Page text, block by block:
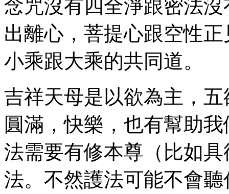
念咒沒有四全淨跟密法
出離心，菩提心跟空性
小乘跟大乘的共同道。
吉祥天母是以欲為主，
圓滿，快樂，也有幫助
法需要有修本尊（比如
法。不然護法可能不會聽